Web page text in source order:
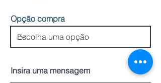
ó
i
Opção compra
Insira uma mensagem